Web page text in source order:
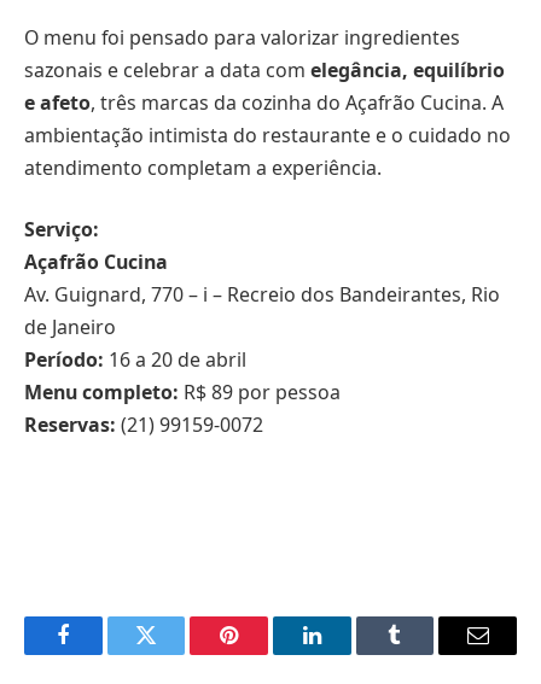
O menu foi pensado para valorizar ingredientes
sazonais e celebrar a data com elegância, equilíbrio
e afeto, três marcas da cozinha do Açafrão Cucina. A
ambientação intimista do restaurante e o cuidado no
atendimento completam a experiência.
Serviço:
Açafrão Cucina
Av. Guignard, 770 – i – Recreio dos Bandeirantes, Rio
de Janeiro
Período: 16 a 20 de abril
Menu completo: R$ 89 por pessoa
Reservas: (21) 99159-0072
FacebookTwitter Pinterest LinkedInTumblr Email